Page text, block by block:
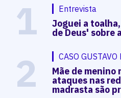
1 Entrevista
Joguei a
de Deus' sobre
2 CASO GUSTAVO
Mãe de menino
ataques nas
madrasta são